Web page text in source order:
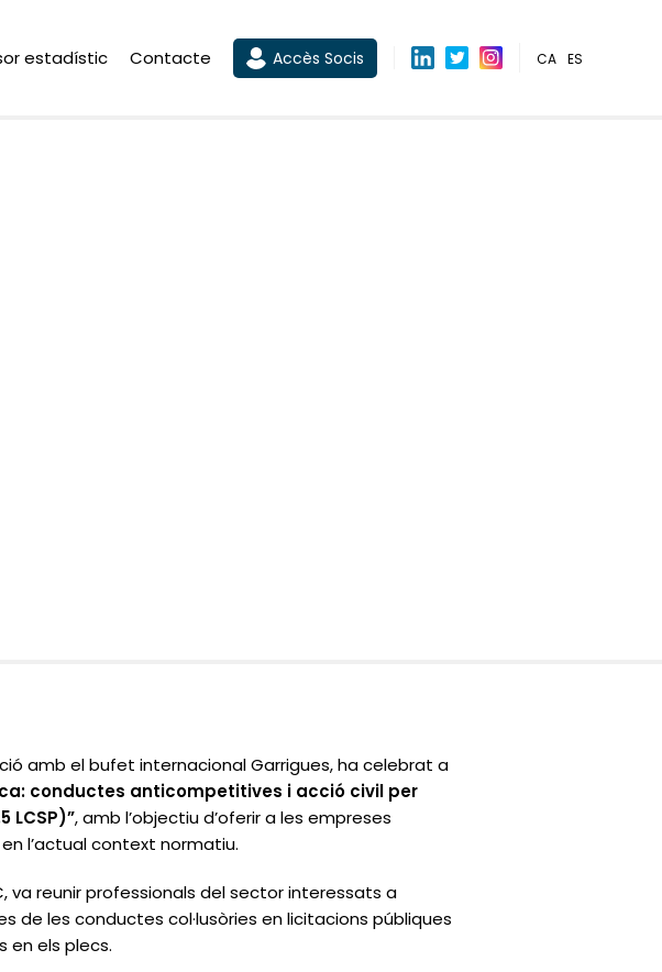
estadístic Contacte Accès Socis CA ES
amb el bufet internacional Garrigues, ha celebrat a
conductes anticompetitives i acció civil per
LCSP)”, amb l’objectiu d’oferir a les empreses
l’actual context normatiu.
va reunir professionals del sector interessats a
de les conductes col·lusòries en licitacions públiques
en els plecs.